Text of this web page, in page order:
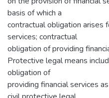
basis of which a
contractual obligation arises
services; contractual
obligation of providing
Protective legal means
obligation of
providing financial services